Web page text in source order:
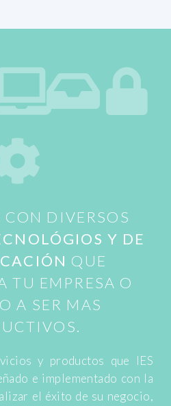
DIVERSOS
Y DE
QUE
TU EMPRESA O
A SER MAS
y productos que IES
e implementado con la
el éxito de su negocio,